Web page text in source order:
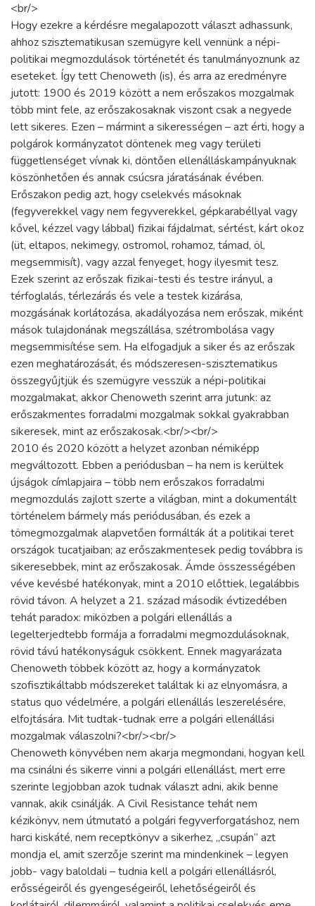
<br/>
Hogy ezekre a kérdésre megalapozott választ adhassunk,
ahhoz szisztematikusan szemügyre kell vennünk a népi-
politikai megmozdulások történetét és tanulmányoznunk az
eseteket. Így tett Chenoweth (is), és arra az eredményre
jutott: 1900 és 2019 között a nem erőszakos mozgalmak
több mint fele, az erőszakosaknak viszont csak a negyede
lett sikeres. Ezen – mármint a sikerességen – azt érti, hogy a
polgárok kormányzatot döntenek meg vagy területi
függetlenséget vívnak ki, döntően ellenálláskampányuknak
köszönhetően és annak csúcsra járatásának évében.
Erőszakon pedig azt, hogy cselekvés másoknak
(fegyverekkel vagy nem fegyverekkel, gépkarabéllyal vagy
kővel, kézzel vagy lábbal) fizikai fájdalmat, sértést, kárt okoz
(üt, eltapos, nekimegy, ostromol, rohamoz, támad, öl,
megsemmisít), vagy azzal fenyeget, hogy ilyesmit tesz.
Ezek szerint az erőszak fizikai-testi és testre irányul, a
térfoglalás, térlezárás és vele a testek kizárása,
mozgásának korlátozása, akadályozása nem erőszak, miként
mások tulajdonának megszállása, szétrombolása vagy
megsemmisítése sem. Ha elfogadjuk a siker és az erőszak
ezen meghatározását, és módszeresen-szisztematikus
összegyűjtjük és szemügyre vesszük a népi-politikai
mozgalmakat, akkor Chenoweth szerint arra jutunk: az
erőszakmentes forradalmi mozgalmak sokkal gyakrabban
sikeresek, mint az erőszakosak.<br/><br/>
2010 és 2020 között a helyzet azonban némiképp
megváltozott. Ebben a periódusban – ha nem is kerültek
újságok címlapjaira – több nem erőszakos forradalmi
megmozdulás zajlott szerte a világban, mint a dokumentált
történelem bármely más periódusában, és ezek a
tömegmozgalmak alapvetően formálták át a politikai teret
országok tucatjaiban; az erőszakmentesek pedig továbbra is
sikeresebbek, mint az erőszakosak. Ámde összességében
véve kevésbé hatékonyak, mint a 2010 előttiek, legalábbis
rövid távon. A helyzet a 21. század második évtizedében
tehát paradox: miközben a polgári ellenállás a
legelterjedtebb formája a forradalmi megmozdulásoknak,
rövid távú hatékonyságuk csökkent. Ennek magyarázata
Chenoweth többek között az, hogy a kormányzatok
szofisztikáltabb módszereket találtak ki az elnyomásra, a
status quo védelmére, a polgári ellenállás leszerelésére,
elfojtására. Mit tudtak-tudnak erre a polgári ellenállási
mozgalmak válaszolni?<br/><br/>
Chenoweth könyvében nem akarja megmondani, hogyan kell
ma csinálni és sikerre vinni a polgári ellenállást, mert erre
szerinte legjobban azok tudnak választ adni, akik benne
vannak, akik csinálják. A Civil Resistance tehát nem
kézikönyv, nem útmutató a polgári fegyverforgatáshoz, nem
harci kiskáté, nem receptkönyv a sikerhez, „csupán” azt
mondja el, amit szerzője szerint ma mindenkinek – legyen
jobb- vagy baloldali – tudnia kell a polgári ellenállásról,
erősségeiről és gyengeségeiről, lehetőségeiről és